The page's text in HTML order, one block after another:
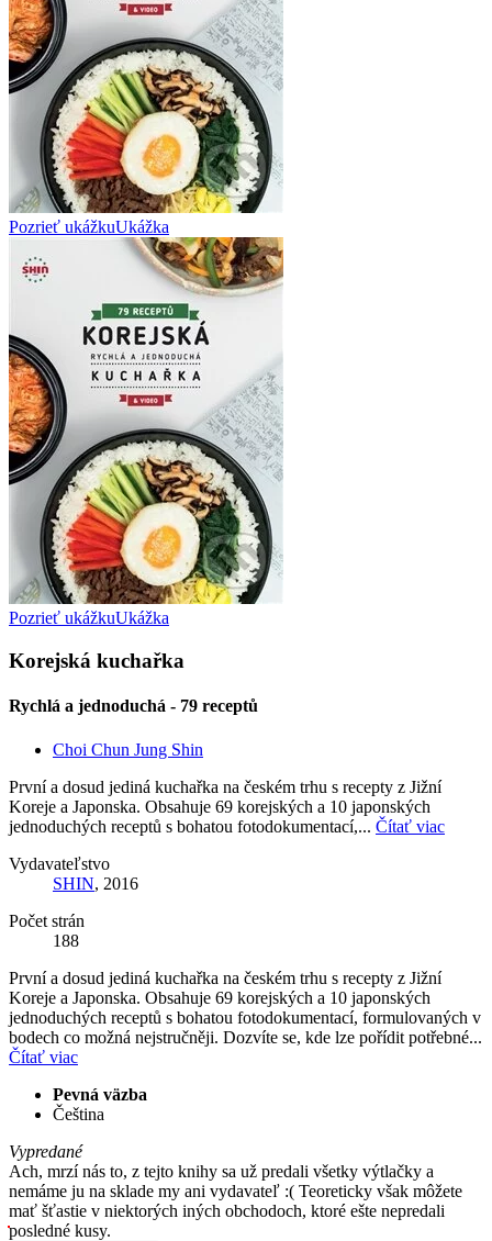
Pozrieť ukážkuUkážka
Pozrieť ukážkuUkážka
Korejská kuchařka
Rychlá a jednoduchá - 79 receptů
Choi Chun Jung Shin
První a dosud jediná kuchařka na českém trhu s recepty z Jižní
Koreje a Japonska. Obsahuje 69 korejských a 10 japonských
jednoduchých receptů s bohatou fotodokumentací,... Čítať viac
Vydavateľstvo
SHIN, 2016
Počet strán
188
První a dosud jediná kuchařka na českém trhu s recepty z Jižní
Koreje a Japonska. Obsahuje 69 korejských a 10 japonských
jednoduchých receptů s bohatou fotodokumentací, formulovaných v
bodech co možná nejstručněji. Dozvíte se, kde lze pořídit potřebné...
Čítať viac
Pevná väzba
Čeština
Vypredané
Ach, mrzí nás to, z tejto knihy sa už predali všetky výtlačky a
nemáme ju na sklade my ani vydavateľ :( Teoreticky však môžete
mať šťastie v niektorých iných obchodoch, ktoré ešte nepredali
posledné kusy.